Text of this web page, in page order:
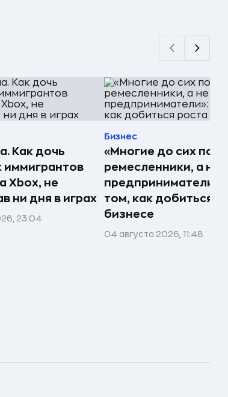
Как дочь
иммигрантов
Xbox, не
ни дня в играх
23:04
Бизнес
«Многие до сих пор
ремесленники, а не
предприниматели»:
том, как добиться
бизнесе
04 августа 2026, 11:48